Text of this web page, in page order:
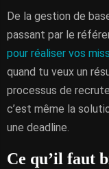
De la gestion de
passant par le
pour réaliser vos
quand tu veux un
processus de
c’est même la
une deadline.
Ce qu’il faut